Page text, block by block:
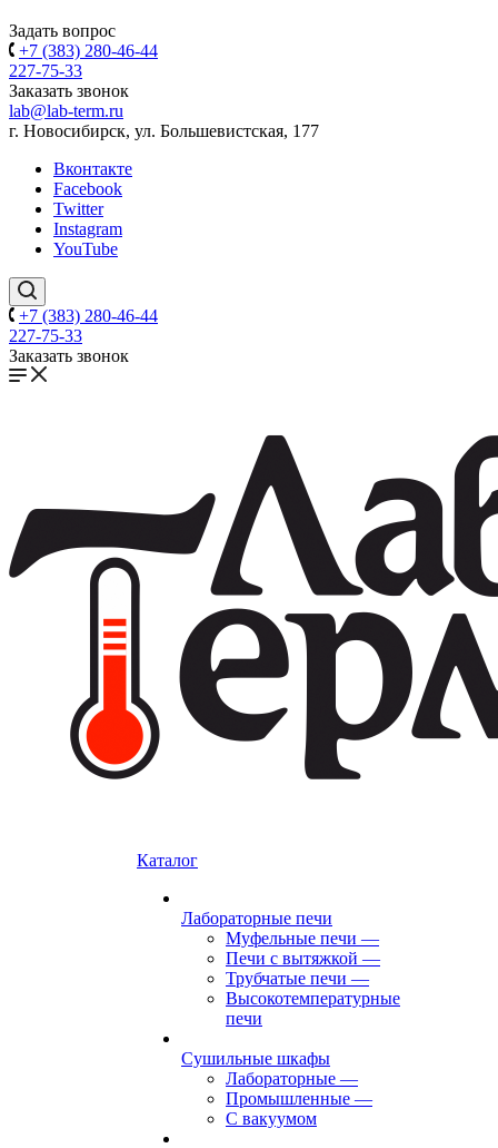
Задать вопрос
+7 (383) 280-46-44
227-75-33
Заказать звонок
lab@lab-term.ru
г. Новосибирск, ул. Большевистская, 177
Вконтакте
Facebook
Twitter
Instagram
YouTube
+7 (383) 280-46-44
227-75-33
Заказать звонок
Каталог
Лабораторные печи
Муфельные печи —
Печи с вытяжкой —
Трубчатые печи —
Высокотемпературные
печи
Сушильные шкафы
Лабораторные —
Промышленные —
С вакуумом